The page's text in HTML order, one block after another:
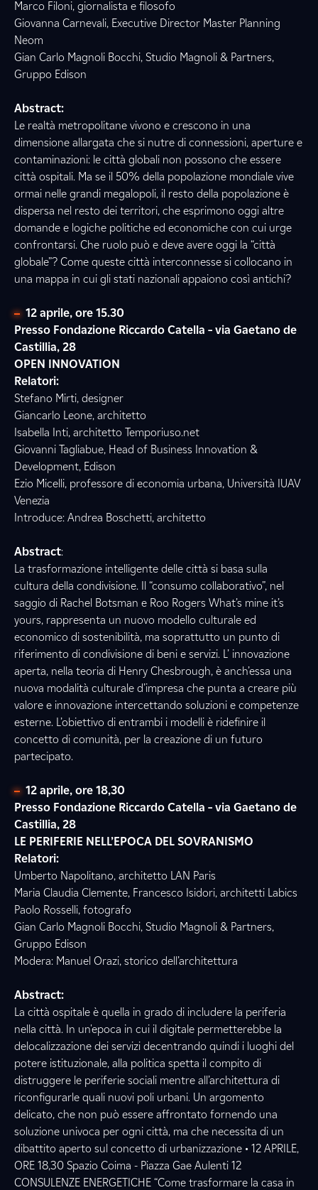
Marco Filoni, giornalista e filosofo
Giovanna Carnevali, Executive Director Master Planning
Neom
Gian Carlo Magnoli Bocchi, Studio Magnoli & Partners,
Gruppo Edison
Abstract:
Le realtà metropolitane vivono e crescono in una
dimensione allargata che si nutre di connessioni, aperture e
contaminazioni: le città globali non possono che essere
città ospitali. Ma se il 50% della popolazione mondiale vive
ormai nelle grandi megalopoli, il resto della popolazione è
dispersa nel resto dei territori, che esprimono oggi altre
domande e logiche politiche ed economiche con cui urge
confrontarsi. Che ruolo può e deve avere oggi la “città
globale”? Come queste città interconnesse si collocano in
una mappa in cui gli stati nazionali appaiono così antichi?
12 aprile, ore 15.30
Presso Fondazione Riccardo Catella – via Gaetano de
Castillia, 28
OPEN INNOVATION
Relatori:
Stefano Mirti, designer
Giancarlo Leone, architetto
Isabella Inti, architetto Temporiuso.net
Giovanni Tagliabue, Head of Business Innovation &
Development, Edison
Ezio Micelli, professore di economia urbana, Università IUAV
Venezia
Introduce: Andrea Boschetti, architetto
Abstract:
La trasformazione intelligente delle città si basa sulla
cultura della condivisione. Il “consumo collaborativo”, nel
saggio di Rachel Botsman e Roo Rogers What’s mine it’s
yours, rappresenta un nuovo modello culturale ed
economico di sostenibilità, ma soprattutto un punto di
riferimento di condivisione di beni e servizi. L’ innovazione
aperta, nella teoria di Henry Chesbrough, è anch’essa una
nuova modalità culturale d’impresa che punta a creare più
valore e innovazione intercettando soluzioni e competenze
esterne. L’obiettivo di entrambi i modelli è ridefinire il
concetto di comunità, per la creazione di un futuro
partecipato.
12 aprile, ore 18,30
Presso Fondazione Riccardo Catella – via Gaetano de
Castillia, 28
LE PERIFERIE NELL’EPOCA DEL SOVRANISMO
Relatori:
Umberto Napolitano, architetto LAN Paris
Maria Claudia Clemente, Francesco Isidori, architetti Labics
Paolo Rosselli, fotografo
Gian Carlo Magnoli Bocchi, Studio Magnoli & Partners,
Gruppo Edison
Modera: Manuel Orazi, storico dell’architettura
Abstract:
La città ospitale è quella in grado di includere la periferia
nella città. In un'epoca in cui il digitale permetterebbe la
delocalizzazione dei servizi decentrando quindi i luoghi del
potere istituzionale, alla politica spetta il compito di
distruggere le periferie sociali mentre all’architettura di
riconfigurarle quali nuovi poli urbani. Un argomento
delicato, che non può essere affrontato fornendo una
soluzione univoca per ogni città, ma che necessita di un
dibattito aperto sul concetto di urbanizzazione • 12 APRILE,
ORE 18,30 Spazio Coima - Piazza Gae Aulenti 12
CONSULENZE ENERGETICHE “Come trasformare la casa in